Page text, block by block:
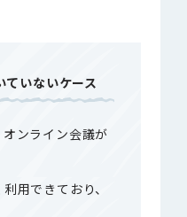
ていないケース
ンライン会議が
用できており、